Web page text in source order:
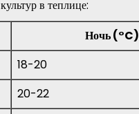
в теплице:
Ночь (°C)
18-20
20-22